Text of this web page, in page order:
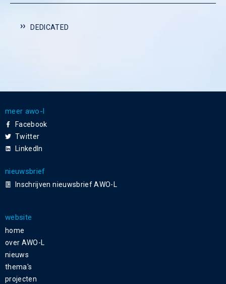
DEDICATED
meer awo-l
Facebook
Twitter
LinkedIn
nieuwsbrief
Inschrijven nieuwsbrief AWO-L
website
home
over AWO-L
nieuws
thema's
projecten